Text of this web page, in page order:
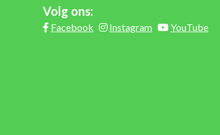
Volg ons:
Facebook Instagram YouTube